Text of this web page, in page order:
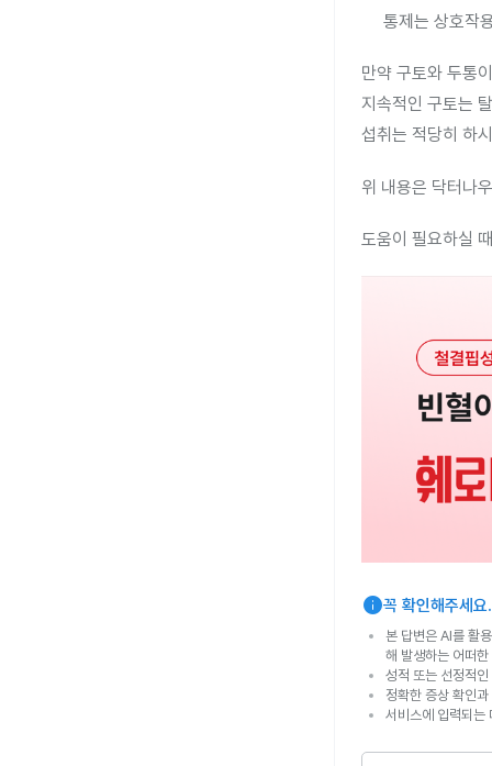
통제는 상호작
만약 구토와 두통
지속적인 구토는
섭취는 적당히 하
위 내용은 닥터나
도움이 필요하실
info꼭 확인해주세요.
본 답변은 AI를 활
해 발생하는 어떠
성적 또는 선정적
정확한 증상 확인
서비스에 입력되